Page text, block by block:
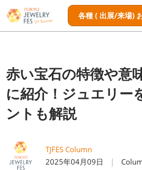
キ
ッ
て
進
む
各種 ( 出展/来場)
赤い宝石の特徴や意
に紹介！ジュエリー
ントも解説
TJFES Column
2025年04月09日